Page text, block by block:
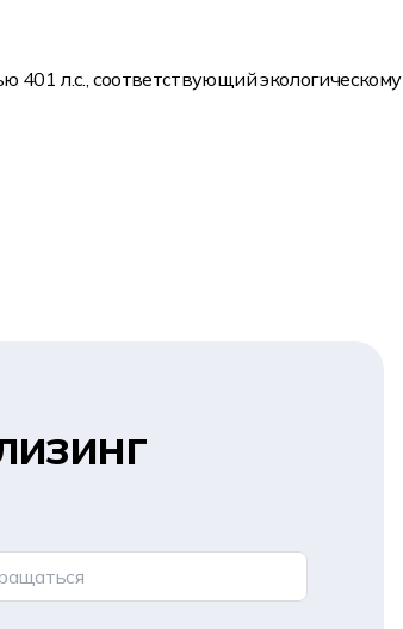
л.с., соответствующий экологическому